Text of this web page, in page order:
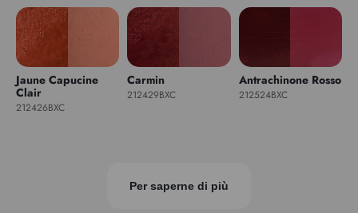
Jaune Capucine
Clair
212426BXC
Carmin
212429BXC
Antrachinone Rosso
212524BXC
Per saperne di più